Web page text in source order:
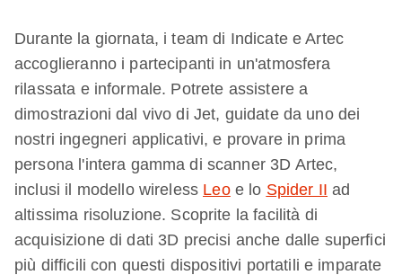
Durante la giornata, i team di Indicate e Artec
accoglieranno i partecipanti in un'atmosfera
rilassata e informale. Potrete assistere a
dimostrazioni dal vivo di Jet, guidate da uno dei
nostri ingegneri applicativi, e provare in prima
persona l'intera gamma di scanner 3D Artec,
inclusi il modello wireless Leoe lo Spider II ad
altissima risoluzione. Scoprite la facilità di
acquisizione di dati 3D precisi anche dalle superfici
più difficili con questi dispositivi portatili e imparate